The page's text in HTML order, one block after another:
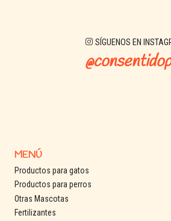
SÍGUENOS EN
MENÚ
Productos para gatos
Productos para perros
Otras Mascotas
Fertilizantes